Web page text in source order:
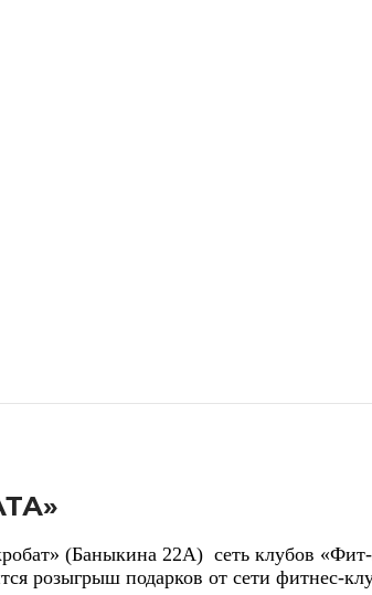
(Баныкина 22А) сеть клубов
розыгрыш подарков от сети фитнес-